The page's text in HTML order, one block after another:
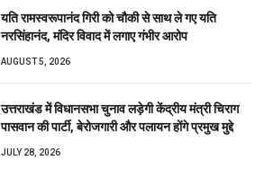
यति रामस्वरूपानंद गिरी को चौकी से साथ ले गए यति
नरसिंहानंद, मंदिर विवाद में लगाए गंभीर आरोप
AUGUST 5, 2026
उत्तराखंड में विधानसभा चुनाव लड़ेगी केंद्रीय मंत्री चिराग
पासवान की पार्टी, बेरोजगारी और पलायन होंगे प्रमुख मुद्दे
JULY 28, 2026